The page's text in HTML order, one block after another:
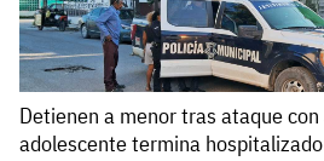
Detienen a menor tras ataque
adolescente termina